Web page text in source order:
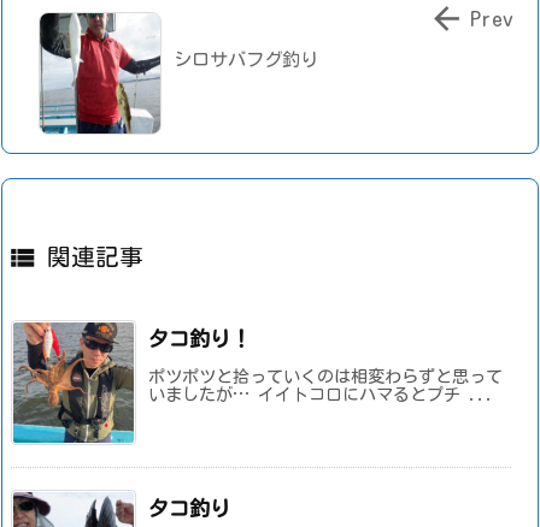
シロサバフグ釣り
 Prev
 関連記事
タコ釣り！
ポツポツと拾っていくのは相変わらずと思って
いましたが… イイトコロにハマるとプチ ...
タコ釣り